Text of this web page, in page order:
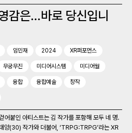
감은…바로 당신입니
임민재 2024 XR퍼포먼스
무궁무진 미디어시스템 미디어월
융합 융합예술 창작
어붙인 아티스트는 김 작가를 포함해 모두 네 명.
양(30) 작가와 더불어, ‘TRPG:TRPG’라는 XR